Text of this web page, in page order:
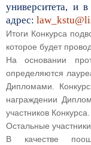
университета, и
адрес:
Итоги Конкурса
которое будет
На основании
определяются
Дипломами.
награждении
участников Конкурса.
Остальные
В качестве